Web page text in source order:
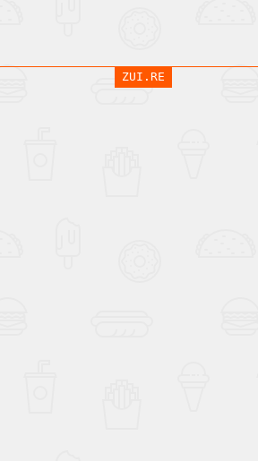
ZUI.RE